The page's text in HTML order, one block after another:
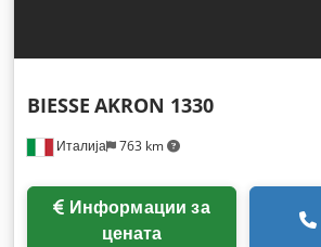
Италија 763 km
BIESSE AKRON 1330
цената